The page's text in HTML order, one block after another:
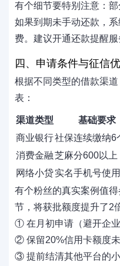
有个细节要特别注意：
如果到期未手动还款，
费。建议开通还款提醒
四、申请条件与征信
根据不同类型的借款渠
表：
渠道类型 基础要求
商业银行社保连续缴纳6
消费金融芝麻分600以上
网络小贷实名手机号使
有个粉丝的真实案例值
节，将获批额度提升了2
① 在月初申请（避开企业
② 保留20%信用卡额度
③ 提前结清其他平台的